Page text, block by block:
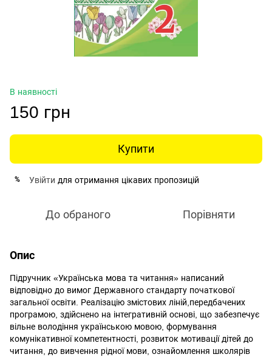
В наявності
150 грн
Купити
% Увійти для отримання цікавих пропозицій
До обраного Порівняти
Опис
Підручник «Українська мова та читання» написаний
відповідно до вимог Державного стандарту початкової
загальної освіти. Реалізацію змістових ліній,передбачених
програмою, здійснено на інтегративній основі, що забезпечує
вільне володіння українською мовою, формування
комунікативної компетентності, розвиток мотивації дітей до
читання, до вивчення рідної мови, ознайомлення школярів